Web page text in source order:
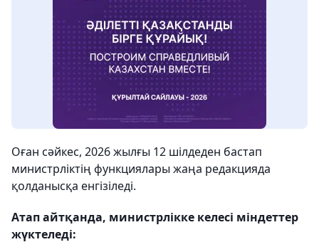
Оған сәйкес, 2026 жылғы 12 шілдеден бастап
министрліктің функциялары жаңа редакцияда
қолданысқа енгізіледі.
Атап айтқанда, министрлікке келесі міндеттер
жүктеледі: